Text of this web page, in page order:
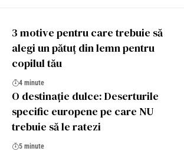
3 motive pentru care trebuie să
alegi un pătuț din lemn pentru
copilul tău
4 minute
O destinație dulce: Deserturile
specific europene pe care NU
trebuie să le ratezi
5 minute